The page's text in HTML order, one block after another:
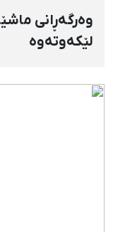
وەرگەڕانی
لێکەوتەوە